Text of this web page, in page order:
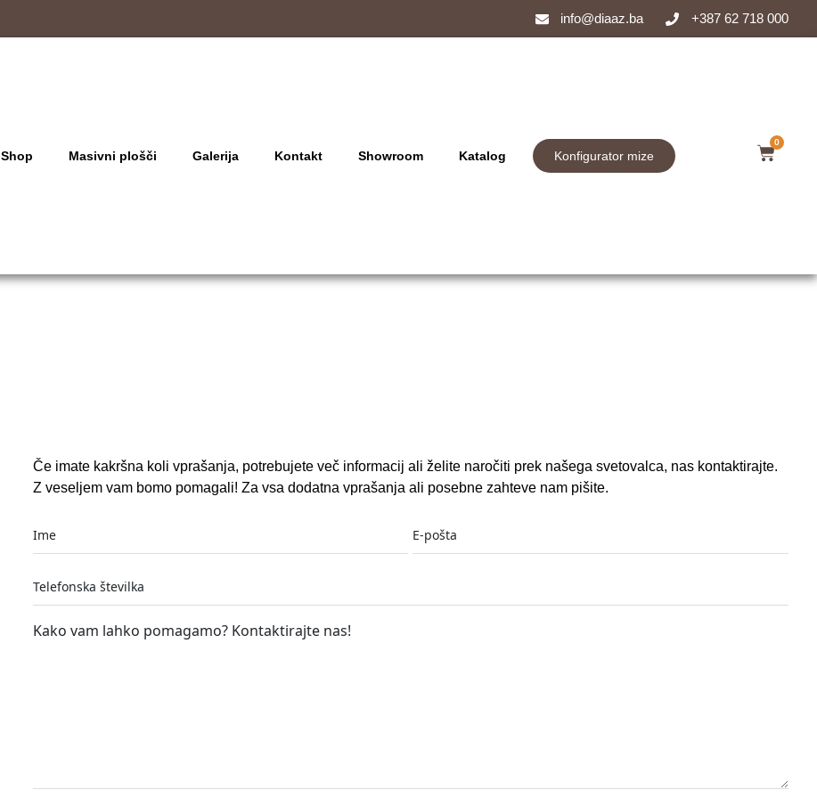
info@diaaz.ba +387 62 718 000
Shop Masivni plošči Galerija Kontakt Showroom Katalog Konfigurator mize
0
Če imate kakršna koli vprašanja, potrebujete več informacij ali želite naročiti prek našega svetovalca, nas kontaktirajte.
Z veseljem vam bomo pomagali! Za vsa dodatna vprašanja ali posebne zahteve nam pišite.